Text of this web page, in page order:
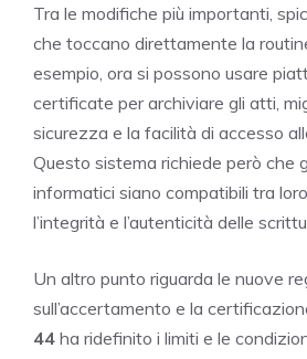
Tra le modifiche più importanti,
che toccano direttamente la
esempio, ora si possono usare
certificate per archiviare gli atti,
sicurezza e la facilità di accesso
Questo sistema richiede però che
informatici siano compatibili tra
l’integrità e l’autenticità delle
Un altro punto riguarda le nuove
sull’accertamento e la
44 ha ridefinito i limiti e le